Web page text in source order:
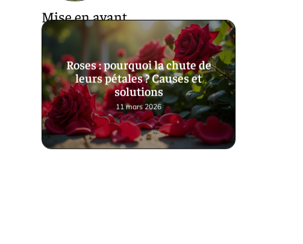
Mise en avant
Roses : pourquoi la chute de
leurs pétales ? Causes et
solutions
11 mars 2026